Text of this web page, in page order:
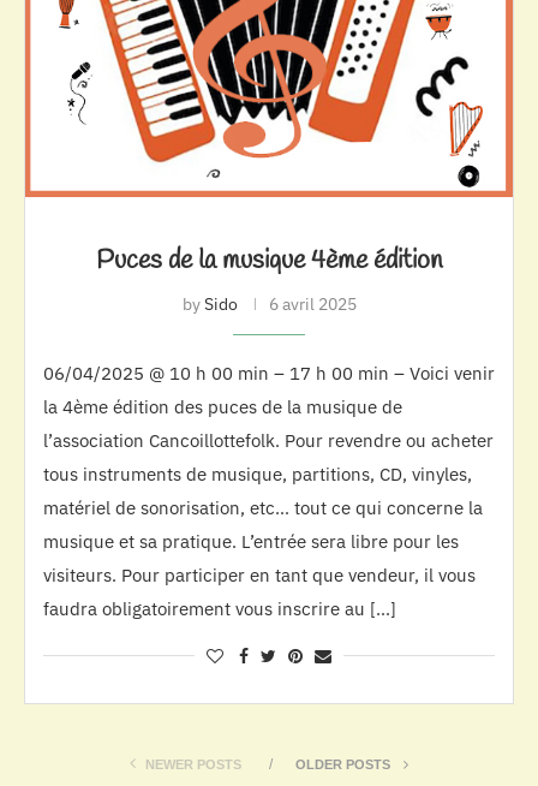
Puces de la musique 4ème édition
bySido 6 avril 2025
06/04/2025 @ 10 h 00 min – 17 h 00 min – Voici venir
la 4ème édition des puces de la musique de
l’association Cancoillottefolk. Pour revendre ou acheter
tous instruments de musique, partitions, CD, vinyles,
matériel de sonorisation, etc… tout ce qui concerne la
musique et sa pratique. L’entrée sera libre pour les
visiteurs. Pour participer en tant que vendeur, il vous
faudra obligatoirement vous inscrire au […]
NEWER POSTS OLDER POSTS